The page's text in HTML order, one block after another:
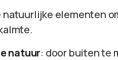
natuurlijke elementen
natuur: door buiten te